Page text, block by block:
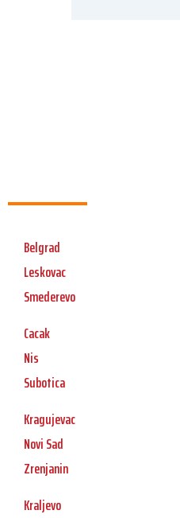
Belgrad
Leskovac
Smederevo
Cacak
Nis
Subotica
Kragujevac
Novi Sad
Zrenjanin
Kraljevo